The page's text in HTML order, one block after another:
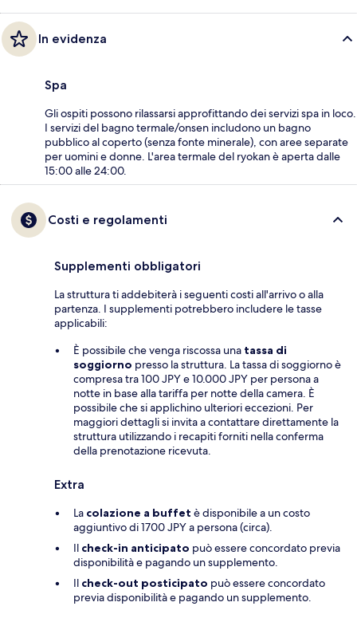
In evidenza
Spa
Gli ospiti possono rilassarsi approfittando dei servizi spa in loco.
I servizi del bagno termale/onsen includono un bagno
pubblico al coperto (senza fonte minerale), con aree separate
per uomini e donne. L'area termale del ryokan è aperta dalle
15:00 alle 24:00.
Costi e regolamenti
Supplementi obbligatori
La struttura ti addebiterà i seguenti costi all'arrivo o alla
partenza. I supplementi potrebbero includere le tasse
applicabili:
È possibile che venga riscossa una tassa di
soggiorno presso la struttura. La tassa di soggiorno è
compresa tra 100 JPY e 10.000 JPY per persona a
notte in base alla tariffa per notte della camera. È
possibile che si applichino ulteriori eccezioni. Per
maggiori dettagli si invita a contattare direttamente la
struttura utilizzando i recapiti forniti nella conferma
della prenotazione ricevuta.
Extra
La colazione a buffet è disponibile a un costo
aggiuntivo di 1700 JPY a persona (circa).
Il check-in anticipato può essere concordato previa
disponibilità e pagando un supplemento.
Il check-out posticipato può essere concordato
previa disponibilità e pagando un supplemento.